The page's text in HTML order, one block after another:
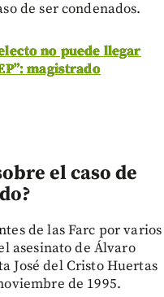
de ser condenados.
no puede llegar
magistrado
el caso de
de las Farc por varios
asesinato de Álvaro
José del Cristo Huertas
de 1995.